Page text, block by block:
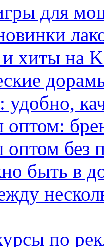
для
хиты на
удобно,
оптом:
оптом без
быть в
по